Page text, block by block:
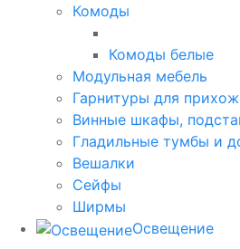
Комоды
Комоды белые
Модульная мебель
Гарнитуры для
Винные шкафы,
Гладильные тумбы и
Вешалки
Сейфы
Ширмы
Освещение